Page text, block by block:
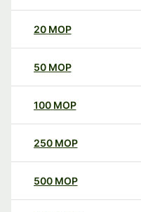
20 MOP
50 MOP
100 MOP
250 MOP
500 MOP